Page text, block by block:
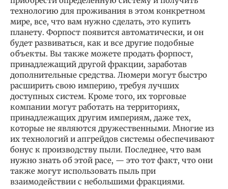
технологию для проживания в этом конкретном
мире, все, что вам нужно сделать, это купить
планету. Форпост появится автоматически, и он
будет развиваться, как и все другие подобные
объекты. Вы также можете продать форпост,
принадлежащий другой фракции, заработав
дополнительные средства. Люмери могут быстро
расширить свою империю, требуя лучших
доступных систем. Кроме того, их торговые
компании могут работать на территориях,
принадлежащих другим империям, даже тех,
которые не являются дружественными. Многие из
их технологий и апгрейдов системы обеспечивают
бонус к производству пыли. Последнее, что вам
нужно знать об этой расе, — это тот факт, что они
также могут использовать пыль при
взаимодействии с небольшими фракциями.